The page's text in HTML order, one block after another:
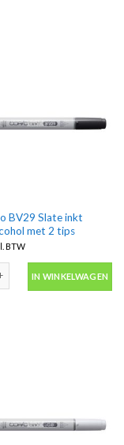
BV29 Slate inkt
met 2 tips
BTW
IN WINKELWAGEN